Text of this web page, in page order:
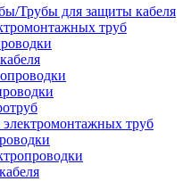
Трубы для защиты кабеля
труб
труб